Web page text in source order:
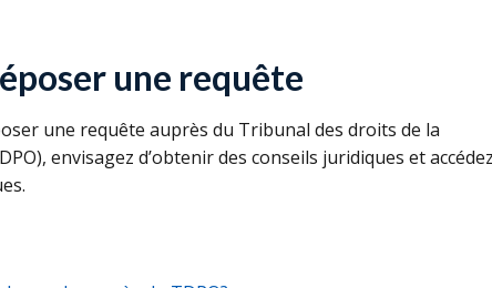
une requête
une requête auprès du Tribunal des droits de la
), envisagez d’obtenir des conseils juridiques et accédez